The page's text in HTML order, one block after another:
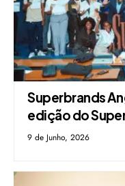
Superbrands
edição do
9 de Junho, 2026